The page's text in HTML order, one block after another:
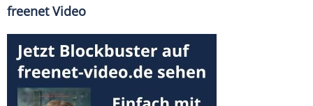
freenet Video